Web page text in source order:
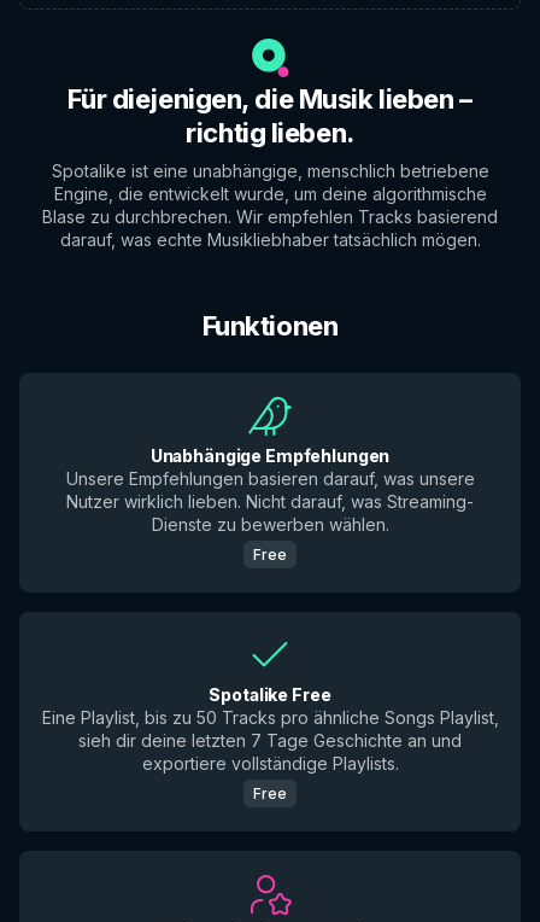
Für diejenigen, die Musik lieben –
richtig lieben.
Spotalike ist eine unabhängige, menschlich betriebene
Engine, die entwickelt wurde, um deine algorithmische
Blase zu durchbrechen. Wir empfehlen Tracks basierend
darauf, was echte Musikliebhaber tatsächlich mögen.
Funktionen
Unabhängige Empfehlungen
Unsere Empfehlungen basieren darauf, was unsere
Nutzer wirklich lieben. Nicht darauf, was Streaming-
Dienste zu bewerben wählen.
Free
Spotalike Free
Eine Playlist, bis zu 50 Tracks pro ähnliche Songs Playlist,
sieh dir deine letzten 7 Tage Geschichte an und
exportiere vollständige Playlists.
Free